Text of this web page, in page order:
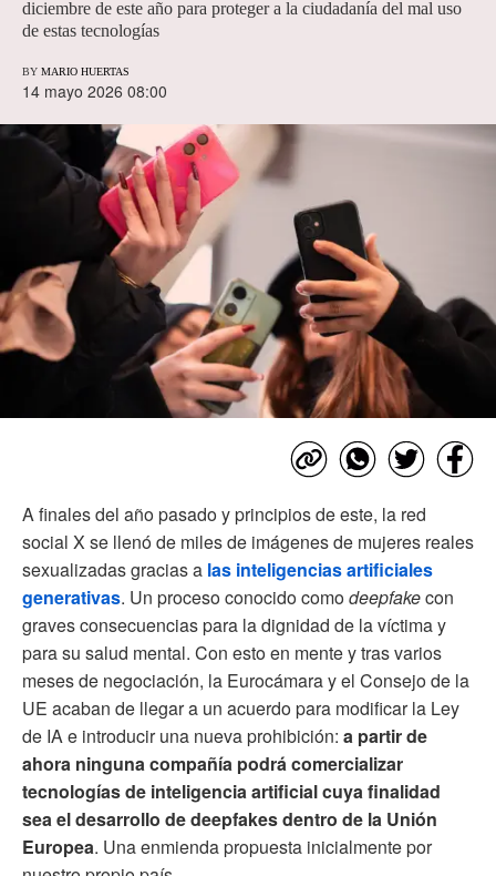
diciembre de este año para proteger a la ciudadanía del mal uso
de estas tecnologías
BY MARIO HUERTAS
14 mayo 2026 08:00
A finales del año pasado y principios de este, la red
social X se llenó de miles de imágenes de mujeres reales
sexualizadas gracias a las inteligencias artificiales
generativas. Un proceso conocido comodeepfakecon
graves consecuencias para la dignidad de la víctima y
para su salud mental. Con esto en mente y tras varios
meses de negociación, la Eurocámara y el Consejo de la
UE acaban de llegar a un acuerdo para modificar la Ley
de IA e introducir una nueva prohibición: a partir de
ahora ninguna compañía podrá comercializar
tecnologías de inteligencia artificial cuya finalidad
sea el desarrollo de deepfakes dentro de la Unión
Europea. Una enmienda propuesta inicialmente por